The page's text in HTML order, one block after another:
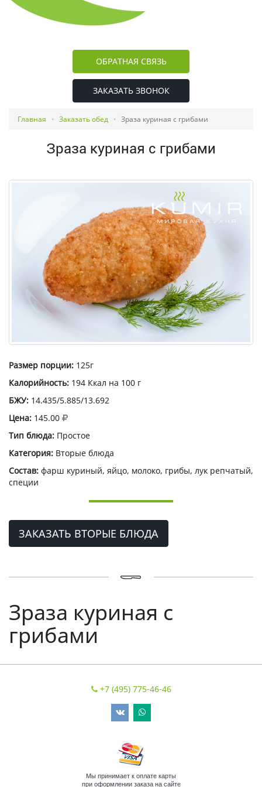
ОБРАТНАЯ СВЯЗЬ
ЗАКАЗАТЬ ЗВОНОК
Главная Заказать обед Зраза куриная с грибами
Зраза куриная с грибами
Размер порции: 125г
Калорийность: 194 Ккал на 100 г
БЖУ: 14.435/5.885/13.692
Цена: 145.00
Тип блюда: Простое
Категория: Вторые блюда
Состав: фарш куриный, яйцо, молоко, грибы, лук репчатый,
специи
ЗАКАЗАТЬ ВТОРЫЕ БЛЮДА
Зраза куриная с
грибами
+7 (495) 775-46-46
Мы принимает к оплате карты
при оформлении заказа на сайте